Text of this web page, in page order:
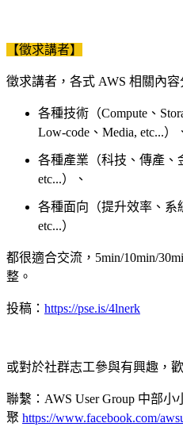
【徵求講者】
徵求講者，各式 AWS 相關內
各種技術（Compute、
Low-code、Media, etc...）
各種產業（科技、傳產、
etc...）、
各種面向（提升效率、系
etc...）
都很適合交流，5min/10min/
整。
投稿： https://pse.is/4lnerk
或對於社群志工參與有興趣，
聯繫：AWS User Group 中部小
聚 https://www.facebook.com/